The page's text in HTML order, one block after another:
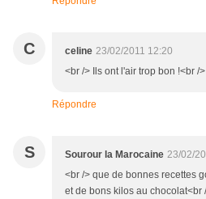
C celine 23/02/2011 12:20
<br /> Ils ont l'air trop bon !<br /
Répondre
S Sourour la Marocaine 23/02/
<br /> que de bonnes recettes
et de bons kilos au chocolat<br